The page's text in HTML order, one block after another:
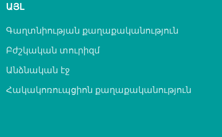
ԱՅԼ
Գաղտնիության քաղաքականություն
Բժշկական տուրիզմ
Անձնական էջ
Հակակոռուպցիոն քաղաքականություն